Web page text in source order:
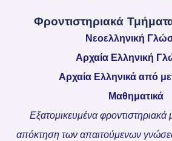
Φροντιστηριακά
Νεοελληνική
Αρχαία Ελληνική
Αρχαία Ελληνικά από
Μαθηματικά
Εξατομικευμένα φροντιστηριακά
απόκτηση των απαιτούμενων